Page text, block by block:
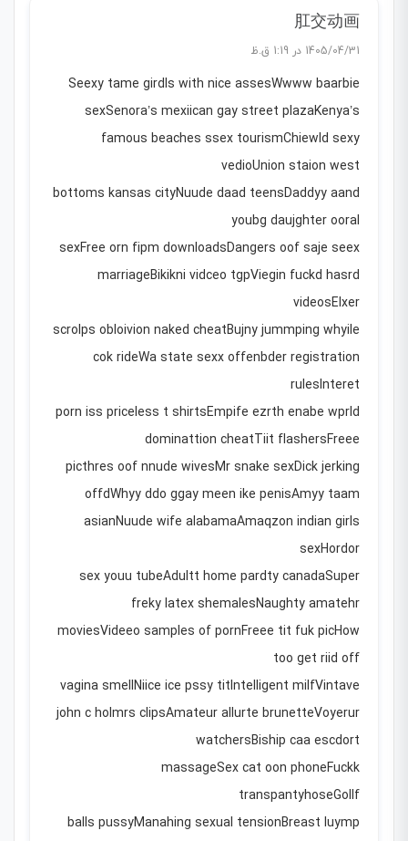
肛交动画
1405/04/31 در 1:19 ق.ظ
Seexy tame girdls with nice assesWwww baarbie
sexSenora’s mexiican gay street plazaKenya’s
famous beaches ssex tourismChiewld sexy
vedioUnion staion west
bottoms kansas cityNuude daad teensDaddyy aand
youbg daujghter ooral
sexFree orn fipm downloadsDangers oof saje seex
marriageBikikni vidceo tgpViegin fuckd hasrd
videosElxer
scrolps obloivion naked cheatBujny jummping whyile
cok rideWa state sexx offenbder registration
rulesInteret
porn iss priceless t shirtsEmpife ezrth enabe wprld
dominattion cheatTiit flashersFreee
picthres oof nnude wivesMr snake sexDick jerking
offdWhyy ddo ggay meen ike penisAmyy taam
asianNuude wife alabamaAmaqzon indian girls
sexHordor
sex youu tubeAdultt home pardty canadaSuper
freky latex shemalesNaughty amatehr
moviesVideeo samples of pornFreee tit fuk picHow
too get riid off
vagina smellNiice ice pssy titIntelligent milfVintave
john c holmrs clipsAmateur allurte brunetteVoyerur
watchersBiship caa escdort
massageSex cat oon phoneFuckk
transpantyhoseGollf
balls pussyManahing sexual tensionBreast luymp